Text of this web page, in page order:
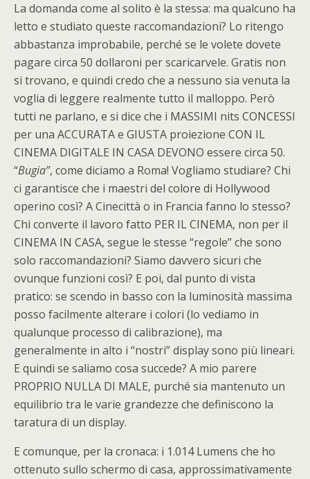
La domanda come al solito è la stessa: ma qualcuno ha
letto e studiato queste raccomandazioni? Lo ritengo
abbastanza improbabile, perché se le volete dovete
pagare circa 50 dollaroni per scaricarvele. Gratis non
si trovano, e quindi credo che a nessuno sia venuta la
voglia di leggere realmente tutto il malloppo. Però
tutti ne parlano, e si dice che i MASSIMI nits CONCESSI
per una ACCURATA e GIUSTA proiezione CON IL
CINEMA DIGITALE IN CASA DEVONO essere circa 50.
“Bugia”, come diciamo a Roma! Vogliamo studiare? Chi
ci garantisce che i maestri del colore di Hollywood
operino così? A Cinecittà o in Francia fanno lo stesso?
Chi converte il lavoro fatto PER IL CINEMA, non per il
CINEMA IN CASA, segue le stesse “regole” che sono
solo raccomandazioni? Siamo davvero sicuri che
ovunque funzioni così? E poi, dal punto di vista
pratico: se scendo in basso con la luminosità massima
posso facilmente alterare i colori (lo vediamo in
qualunque processo di calibrazione), ma
generalmente in alto i “nostri” display sono più lineari.
E quindi se saliamo cosa succede? A mio parere
PROPRIO NULLA DI MALE, purché sia mantenuto un
equilibrio tra le varie grandezze che definiscono la
taratura di un display.
E comunque, per la cronaca: i 1.014 Lumens che ho
ottenuto sullo schermo di casa, approssimativamente